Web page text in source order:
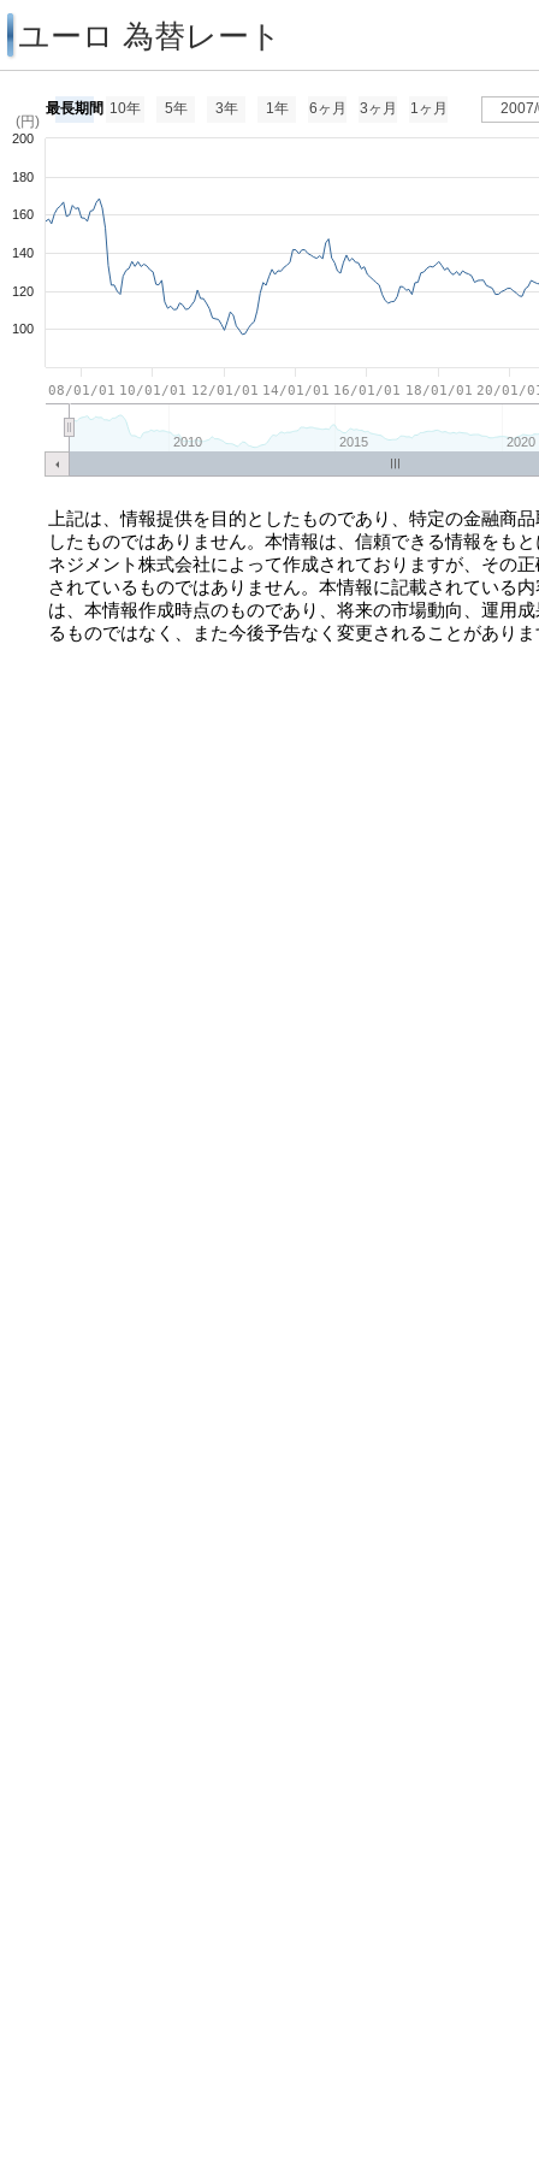
ユーロ 為替レート
最長期間 10年 5年 3年 1年 6ヶ月 3ヶ月 1ヶ月
(円)
08/01/01 10/01/01 12/01/01 14/01/01 16/01/01 18/01/01 20/01/
2010 2015 2020
100
120
140
160
180
200
上記は、情報提供を目的としたものであり、特定の金融商
したものではありません。本情報は、信頼できる情報をも
ネジメント株式会社によって作成されておりますが、その
されているものではありません。本情報に記載されている
は、本情報作成時点のものであり、将来の市場動向、運用
るものではなく、また今後予告なく変更されることがあり